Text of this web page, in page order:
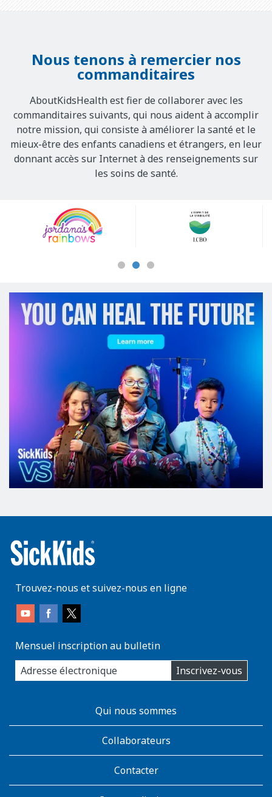
Nous tenons à remercier nos
commanditaires
AboutKidsHealth est fier de collaborer avec les
commanditaires suivants, qui nous aident à accomplir
notre mission, qui consiste à améliorer la santé et le
mieux-être des enfants canadiens et étrangers, en leur
donnant accès sur Internet à des renseignements sur
les soins de santé.
Sponsors
Trouvez-nous et suivez-nous en ligne
Mensuel inscription au bulletin
enter
you
email
Inscrivez-vous
AboutKidsHealthQui nous sommes
Collaborateurs
Contacter